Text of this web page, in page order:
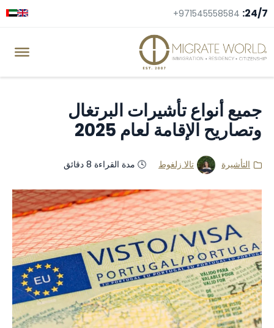
24/7:
+971545558584
جميع أنواع تأشيرات البرتغال
وتصاريح الإقامة لعام 2025
التأشيرة تالا زلغوط 🕓 مدة القراءة 8 دقائق